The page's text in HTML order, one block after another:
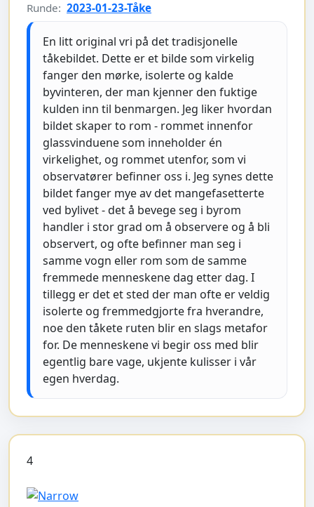
Runde: 2023-01-23-Tåke
En litt original vri på det tradisjonelle
tåkebildet. Dette er et bilde som virkelig
fanger den mørke, isolerte og kalde
byvinteren, der man kjenner den fuktige
kulden inn til benmargen. Jeg liker hvordan
bildet skaper to rom - rommet innenfor
glassvinduene som inneholder én
virkelighet, og rommet utenfor, som vi
observatører befinner oss i. Jeg synes dette
bildet fanger mye av det mangefasetterte
ved bylivet - det å bevege seg i byrom
handler i stor grad om å observere og å bli
observert, og ofte befinner man seg i
samme vogn eller rom som de samme
fremmede menneskene dag etter dag. I
tillegg er det et sted der man ofte er veldig
isolerte og fremmedgjorte fra hverandre,
noe den tåkete ruten blir en slags metafor
for. De menneskene vi begir oss med blir
egentlig bare vage, ukjente kulisser i vår
egen hverdag.
4